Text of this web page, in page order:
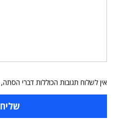
אין לשלוח תגובות הכוללות דברי